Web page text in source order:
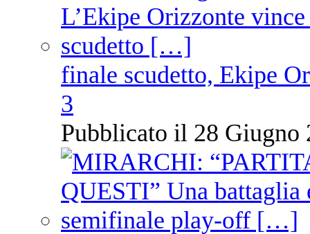
finale scudetto, Ekipe
3
Pubblicato il 28 Giugno